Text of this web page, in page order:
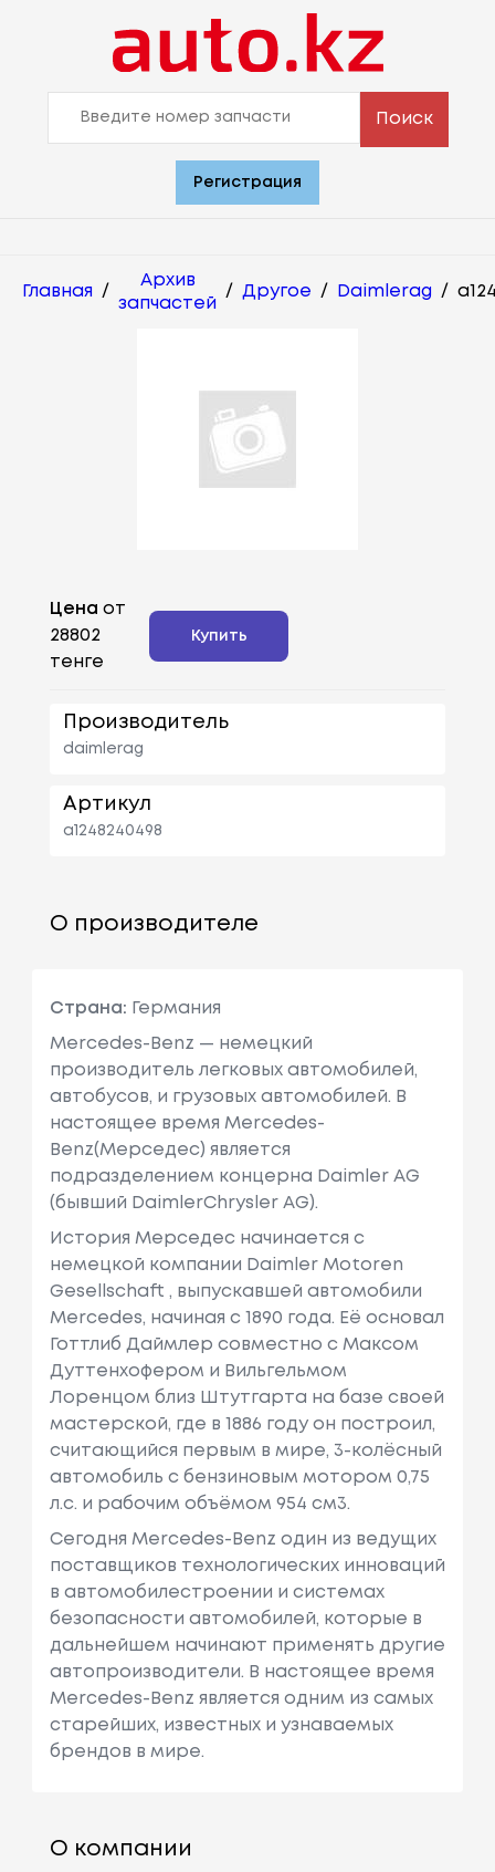
Поиск
Регистрация
Главная /
Архив
запчастей
/ Другое / Daimlerag /
Цена от
28802
тенге
Купить
Производитель
daimlerag
Артикул
a1248240498
О производителе
Страна: Германия
Mercedes-Benz — немецкий
производитель легковых автомобилей,
автобусов, и грузовых автомобилей. В
настоящее время Mercedes-
Benz(Мерседес) является
подразделением концерна Daimler AG
(бывший DaimlerChrysler AG).
История Мерседес начинается с
немецкой компании Daimler Motoren
Gesellschaft , выпускавшей автомобили
Mercedes, начиная с 1890 года. Её основал
Готтлиб Даймлер совместно с Максом
Дуттенхофером и Вильгельмом
Лоренцом близ Штутгарта на базе своей
мастерской, где в 1886 году он построил,
считающийся первым в мире, 3-колёсный
автомобиль с бензиновым мотором 0,75
л.с. и рабочим объёмом 954 см3.
Сегодня Mercedes-Benz один из ведущих
поставщиков технологических инноваций
в автомобилестроении и системах
безопасности автомобилей, которые в
дальнейшем начинают применять другие
автопроизводители. В настоящее время
Mercedes-Benz является одним из самых
старейших, известных и узнаваемых
брендов в мире.
О компании